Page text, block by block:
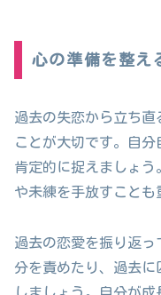
心の準備を整え
過去の失恋から立ち
ことが大切です。自
肯定的に捉えましょ
や未練を手放すことも
過去の恋愛を振り返
分を責めたり、過去